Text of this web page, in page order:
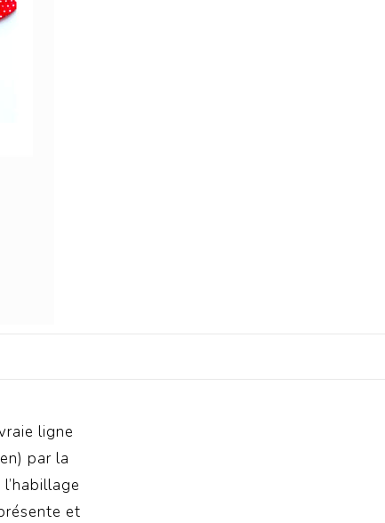
ligne
par la
et